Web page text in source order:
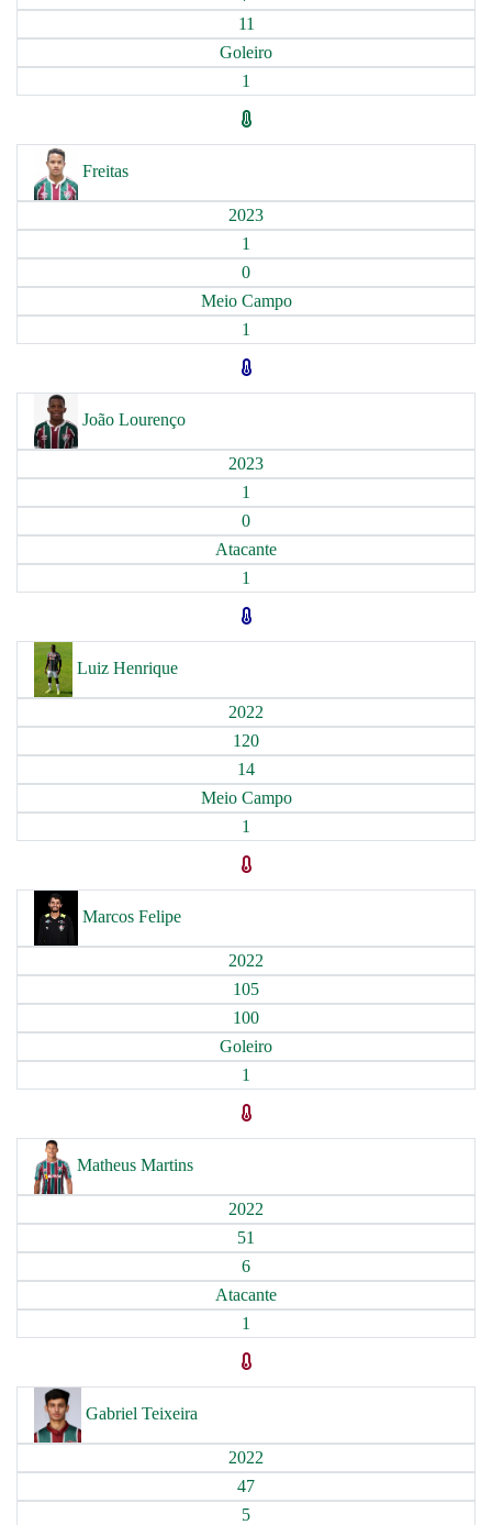
11
Goleiro
1
Freitas
2023
1
0
Meio Campo
1
João Lourenço
2023
1
0
Atacante
1
Luiz Henrique
2022
120
14
Meio Campo
1
Marcos Felipe
2022
105
100
Goleiro
1
Matheus Martins
2022
51
6
Atacante
1
Gabriel Teixeira
2022
47
5